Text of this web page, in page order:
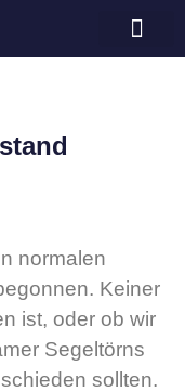
normalen
Keiner
ist, oder ob wir
Segeltörns
sollten.